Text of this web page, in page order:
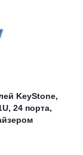
KeyStone,
24 порта,